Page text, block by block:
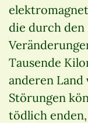
die durch
Tausende
anderen Land
Störungen
tödlich